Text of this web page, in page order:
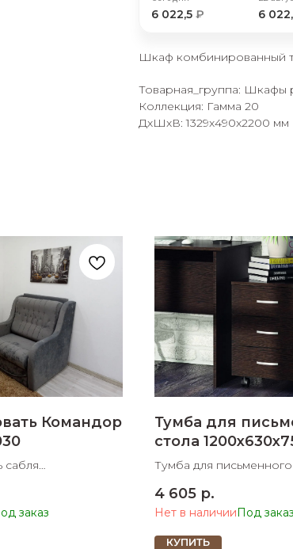
6 022,5 ₽ 6
Шкаф комбинированный
Товарная_группа: Шкафы
Коллекция: Гамма 20
ДxШxВ: 1329x490x2200 мм
Командор
сабля
ШхД
Тумба для
стола
Тумба для письменного
4 605 р.
Нет в наличии
КУПИТЬ